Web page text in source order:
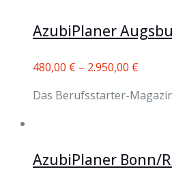
AzubiPlaner
480,00 € – 2.950,00 €
Das Berufsstarter-
AzubiPlaner Bonn/